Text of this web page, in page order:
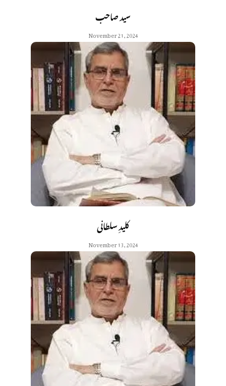
سید صاحب
November 21, 2024
کلیدِ سلطانی
November 13, 2024